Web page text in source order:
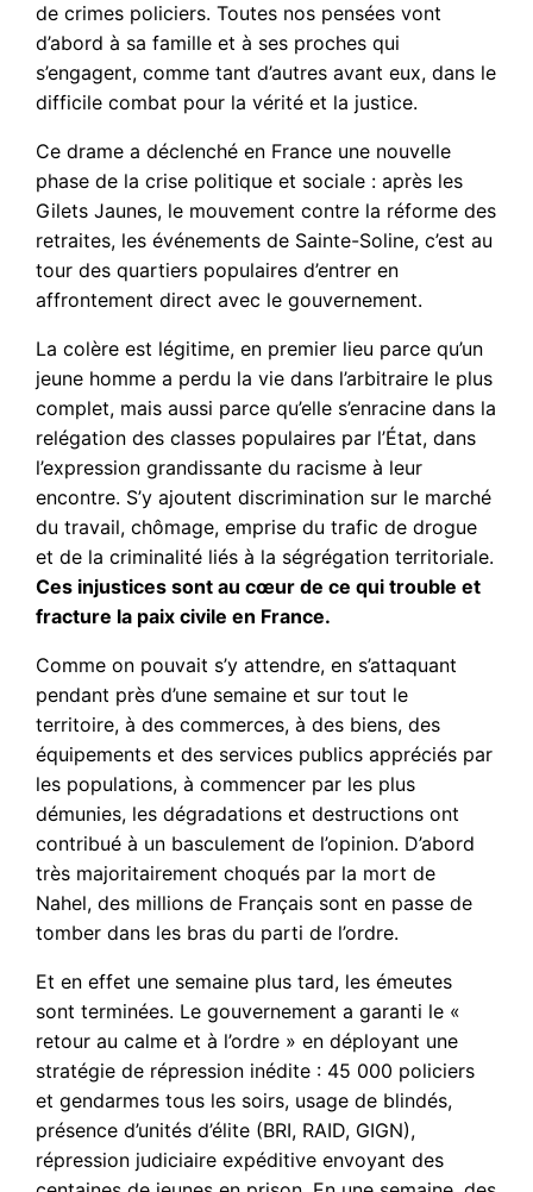
de crimes policiers. Toutes nos pensées vont
d’abord à sa famille et à ses proches qui
s’engagent, comme tant d’autres avant eux, dans le
difficile combat pour la vérité et la justice.
Ce drame a déclenché en France une nouvelle
phase de la crise politique et sociale : après les
Gilets Jaunes, le mouvement contre la réforme des
retraites, les événements de Sainte-Soline, c’est au
tour des quartiers populaires d’entrer en
affrontement direct avec le gouvernement.
La colère est légitime, en premier lieu parce qu’un
jeune homme a perdu la vie dans l’arbitraire le plus
complet, mais aussi parce qu’elle s’enracine dans la
relégation des classes populaires par l’État, dans
l’expression grandissante du racisme à leur
encontre. S’y ajoutent discrimination sur le marché
du travail, chômage, emprise du trafic de drogue
et de la criminalité liés à la ségrégation territoriale.
Ces injustices sont au cœur de ce qui trouble et
fracture la paix civile en France.
Comme on pouvait s’y attendre, en s’attaquant
pendant près d’une semaine et sur tout le
territoire, à des commerces, à des biens, des
équipements et des services publics appréciés par
les populations, à commencer par les plus
démunies, les dégradations et destructions ont
contribué à un basculement de l’opinion. D’abord
très majoritairement choqués par la mort de
Nahel, des millions de Français sont en passe de
tomber dans les bras du parti de l’ordre.
Et en effet une semaine plus tard, les émeutes
sont terminées. Le gouvernement a garanti le «
retour au calme et à l’ordre » en déployant une
stratégie de répression inédite : 45 000 policiers
et gendarmes tous les soirs, usage de blindés,
présence d’unités d’élite (BRI, RAID, GIGN),
répression judiciaire expéditive envoyant des